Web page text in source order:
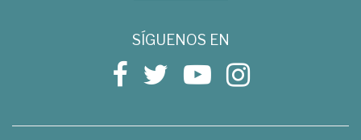
SÍGUENOS EN